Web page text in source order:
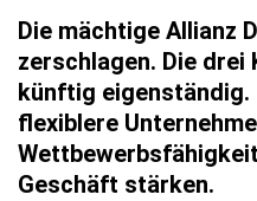
Die mächtige Allianz
zerschlagen. Die drei
künftig eigenständig.
flexiblere
Geschäft stärken.